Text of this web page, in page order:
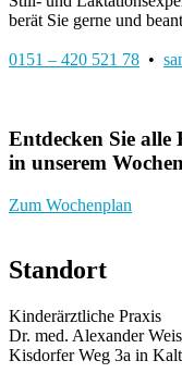
berät Sie gerne und
0151 – 420 521 78 •
Entdecken Sie alle
in unserem
Zum Wochenplan
Standort
Kinderärztliche Praxis
Dr. med. Alexander
Kisdorfer Weg 3a in